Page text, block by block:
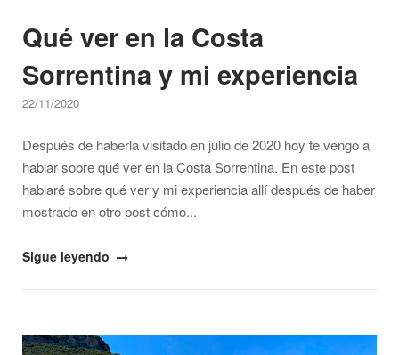
Qué ver en la Costa
Sorrentina y mi experiencia
22/11/2020
Después de haberla visitado en julio de 2020 hoy te vengo a
hablar sobre qué ver en la Costa Sorrentina. En este post
hablaré sobre qué ver y mi experiencia allí después de haber
mostrado en otro post cómo...
"Qué
Costa
Sigue leyendo
Open post